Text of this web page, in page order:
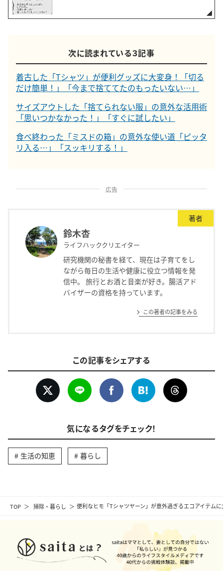
TOP 掃除・暮らし 便利なヒモ「Tシャツヤーン」が意外過ぎるエコアイテム
次に読まれている３記事
着古した「Tシャツ」が便利グッズに大変身！「切る
だけ簡単！」「今まで捨ててたのもったいない…」
サイズアウトした「捨てられない服」の意外な活用術
「思いつかなかった！」「すぐに試したい」
食べ終わった「ミスドの箱」の意外な使い道「ピッタ
リ入る…」「スッキリする！」
広告
著者
鈴木杏
ライフハッククリエイター
研究機関の秘書を経て、現在は子育てをし
ながら毎日の生活や健康に役立つ情報を発
信中。 旅行とお酒と音楽が好き。腸活アド
バイザーの資格を持っています。
この著者の記事をみる
この記事をシェアする
気になるタグをチェック！
生活の知恵 暮らし